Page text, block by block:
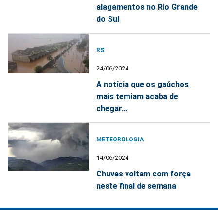
alagamentos no Rio Grande
do Sul
RS
24/06/2024
A notícia que os gaúchos
mais temiam acaba de
chegar...
METEOROLOGIA
14/06/2024
Chuvas voltam com força
neste final de semana